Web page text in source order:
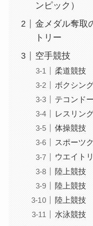
ンピック）
金メダル奪取
トリー
空手競技
柔道競技
ボクシン
テコンド
レスリン
体操競技
スポーツ
ウエイト
陸上競技
陸上競技
陸上競技
水泳競技